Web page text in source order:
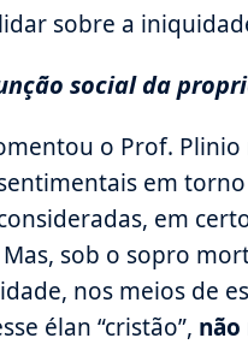
sobre a
social da
o Prof. Plinio
em
em
Mas, sob o sopro
nos meios de
élan “cristão”, não